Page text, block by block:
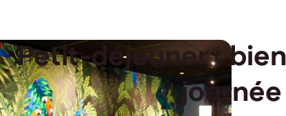
Petit-déjeuner :
journée